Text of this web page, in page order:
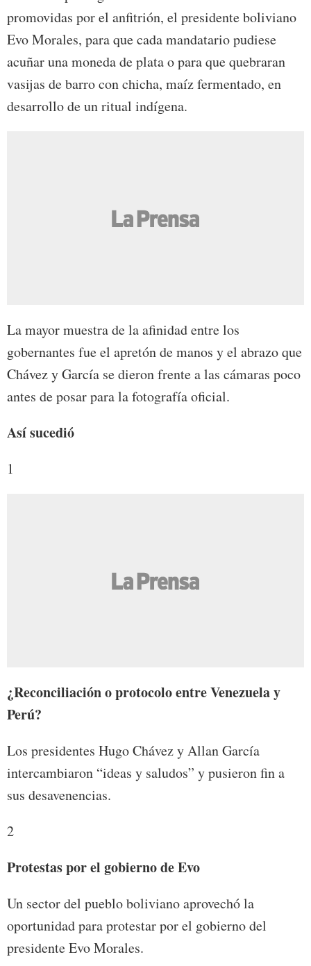
promovidas por el anfitrión, el presidente boliviano
Evo Morales, para que cada mandatario pudiese
acuñar una moneda de plata o para que quebraran
vasijas de barro con chicha, maíz fermentado, en
desarrollo de un ritual indígena.
La mayor muestra de la afinidad entre los
gobernantes fue el apretón de manos y el abrazo que
Chávez y García se dieron frente a las cámaras poco
antes de posar para la fotografía oficial.
Así sucedió
1
¿Reconciliación o protocolo entre Venezuela y
Perú?
Los presidentes Hugo Chávez y Allan García
intercambiaron “ideas y saludos” y pusieron fin a
sus desavenencias.
2
Protestas por el gobierno de Evo
Un sector del pueblo boliviano aprovechó la
oportunidad para protestar por el gobierno del
presidente Evo Morales.